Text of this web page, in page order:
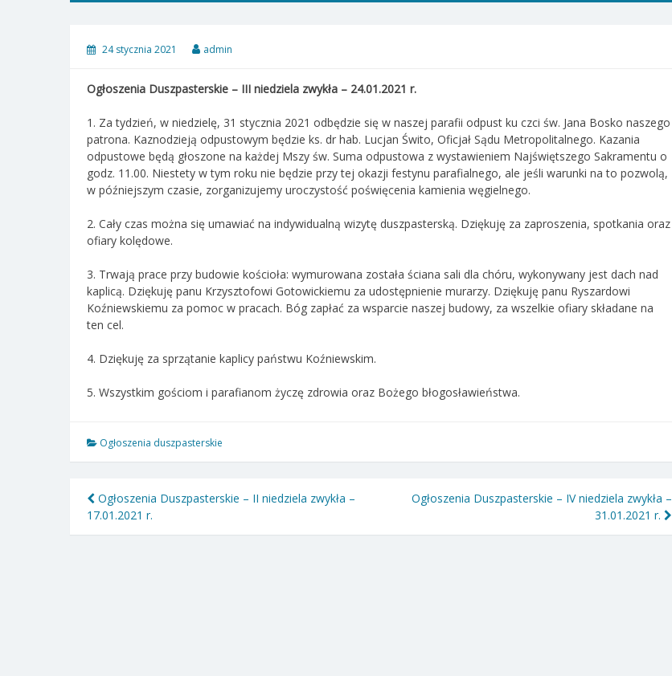
24 stycznia 2021 admin
Ogłoszenia Duszpasterskie – III niedziela zwykła – 24.01.2021 r.
1. Za tydzień, w niedzielę, 31 stycznia 2021 odbędzie się w naszej parafii odpust ku czci św. Jana Bosko naszego
patrona. Kaznodzieją odpustowym będzie ks. dr hab. Lucjan Świto, Oficjał Sądu Metropolitalnego. Kazania
odpustowe będą głoszone na każdej Mszy św. Suma odpustowa z wystawieniem Najświętszego Sakramentu o
godz. 11.00. Niestety w tym roku nie będzie przy tej okazji festynu parafialnego, ale jeśli warunki na to pozwolą,
w późniejszym czasie, zorganizujemy uroczystość poświęcenia kamienia węgielnego.
2. Cały czas można się umawiać na indywidualną wizytę duszpasterską. Dziękuję za zaproszenia, spotkania oraz
ofiary kolędowe.
3. Trwają prace przy budowie kościoła: wymurowana została ściana sali dla chóru, wykonywany jest dach nad
kaplicą. Dziękuję panu Krzysztofowi Gotowickiemu za udostępnienie murarzy. Dziękuję panu Ryszardowi
Koźniewskiemu za pomoc w pracach. Bóg zapłać za wsparcie naszej budowy, za wszelkie ofiary składane na
ten cel.
4. Dziękuję za sprzątanie kaplicy państwu Koźniewskim.
5. Wszystkim gościom i parafianom życzę zdrowia oraz Bożego błogosławieństwa.
Ogłoszenia duszpasterskie
Nawigacja
wpisu
Ogłoszenia Duszpasterskie – II niedziela zwykła –
17.01.2021 r.
Ogłoszenia Duszpasterskie – IV niedziela zwykła –
31.01.2021 r.